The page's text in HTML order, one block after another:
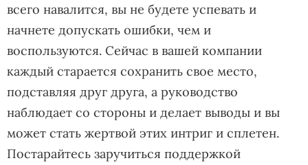
всего навалится, вы не будете успевать и
начнете допускать ошибки, чем и
воспользуются. Сейчас в вашей компании
каждый старается сохранить свое место,
подставляя друг друга, а руководство
наблюдает со стороны и делает выводы и вы
может стать жертвой этих интриг и сплетен.
Постарайтесь заручиться поддержкой